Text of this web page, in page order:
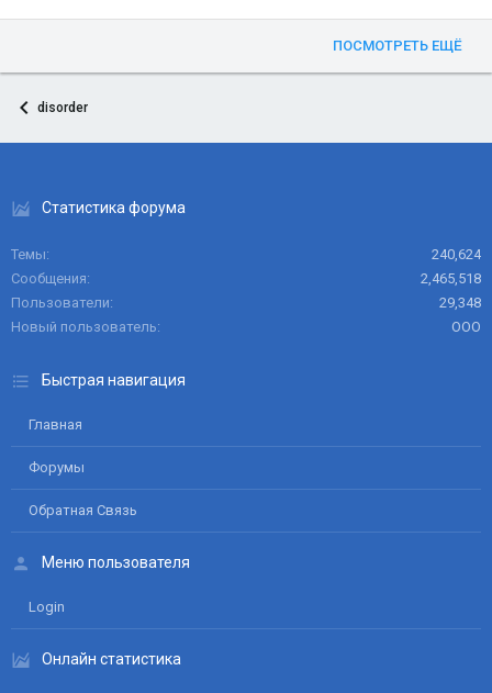
ПОСМОТРЕТЬ ЕЩЁ
disorder
Статистика форума
Темы
240,624
Сообщения
2,465,518
Пользователи
29,348
Новый пользователь
ООО
Быстрая навигация
Главная
Форумы
Обратная Связь
Меню пользователя
Login
Онлайн статистика